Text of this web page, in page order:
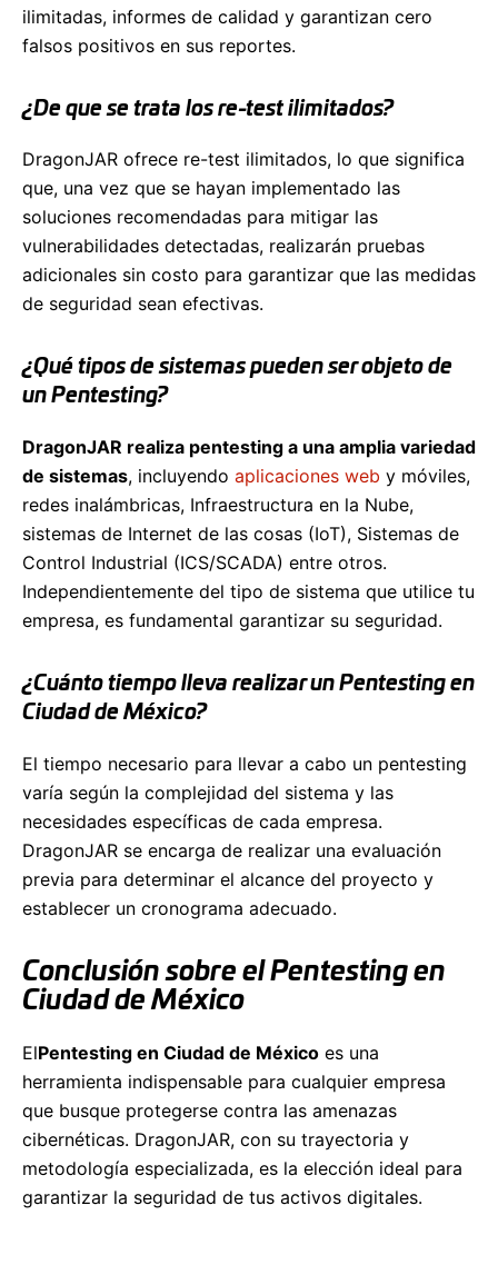
ilimitadas, informes de calidad y garantizan cero
falsos positivos en sus reportes.
¿De que se trata los re-test ilimitados?
DragonJAR ofrece re-test ilimitados, lo que significa
que, una vez que se hayan implementado las
soluciones recomendadas para mitigar las
vulnerabilidades detectadas, realizarán pruebas
adicionales sin costo para garantizar que las medidas
de seguridad sean efectivas.
¿Qué tipos de sistemas pueden ser objeto de
un Pentesting?
DragonJAR realiza pentesting a una amplia variedad
de sistemas, incluyendo aplicaciones web y móviles,
redes inalámbricas, Infraestructura en la Nube,
sistemas de Internet de las cosas (IoT), Sistemas de
Control Industrial (ICS/SCADA) entre otros.
Independientemente del tipo de sistema que utilice tu
empresa, es fundamental garantizar su seguridad.
¿Cuánto tiempo lleva realizar un Pentesting en
Ciudad de México?
El tiempo necesario para llevar a cabo un pentesting
varía según la complejidad del sistema y las
necesidades específicas de cada empresa.
DragonJAR se encarga de realizar una evaluación
previa para determinar el alcance del proyecto y
establecer un cronograma adecuado.
Conclusión sobre el Pentesting en
Ciudad de México
ElPentesting en Ciudad de México es una
herramienta indispensable para cualquier empresa
que busque protegerse contra las amenazas
cibernéticas. DragonJAR, con su trayectoria y
metodología especializada, es la elección ideal para
garantizar la seguridad de tus activos digitales.